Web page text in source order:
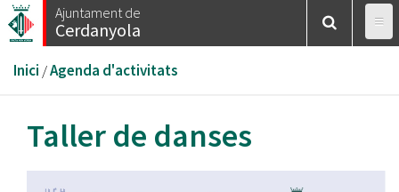
Vés
al
Ajuntament de
Cerdanyola
Esteu
aquí
Inici /Agenda d'activitats
Taller de danses